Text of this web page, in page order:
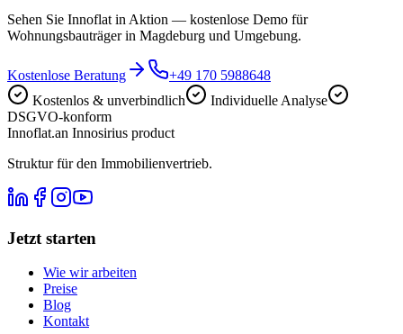
Sehen Sie Innoflat in Aktion — kostenlose Demo für
Wohnungsbauträger in Magdeburg und Umgebung.
Kostenlose Beratung
+49 170 5988648
Kostenlos & unverbindlich
Individuelle Analyse
DSGVO-konform
Innoflat.an Innosirius product
Struktur für den Immobilienvertrieb.
Jetzt starten
Wie wir arbeiten
Preise
Blog
Kontakt